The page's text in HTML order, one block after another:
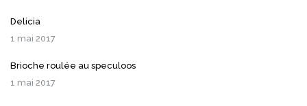
Delicia
1 mai 2017
Brioche roulée au speculoos
1 mai 2017